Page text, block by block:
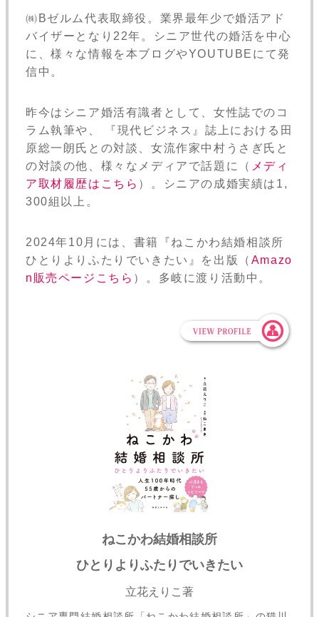
㈱Bゼルム代表取締役。業界最年少で婚活アド
バイザーとなり22年。シニア世代の婚活を中心
に、様々な情報を本ブログやYOUTUBEにて発
信中。
昨今はシニア婚活有識者として、女性誌でのコ
ラム執筆や、 『現代ビジネス』誌上における田
原総一朗氏との対談、女流作家中村うさぎ氏と
の対談の他、様々なメディアで話題に（ メディ
ア取材履歴はこちら ）。シニアの成婚実績は1,
300組以上。
2024年10月には、書籍『ねこかわ結婚相談所
ひとりよりふたりでいきたい』を出版（ Amazo
n販売ページこちら ）。多岐に渡り活動中。
ねこかわ結婚相談所
ひとりよりふたりでいきたい
立花えりこ著